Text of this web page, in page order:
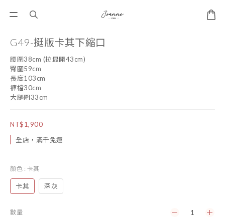
G49-挺版卡其下縮口
腰圍38cm (拉最開43cm)
臀圍59cm
長度103cm
褲檔30cm
大腿圍33cm
NT$1,900
全店，滿千免運
顏色 : 卡其
卡其 深灰
數量